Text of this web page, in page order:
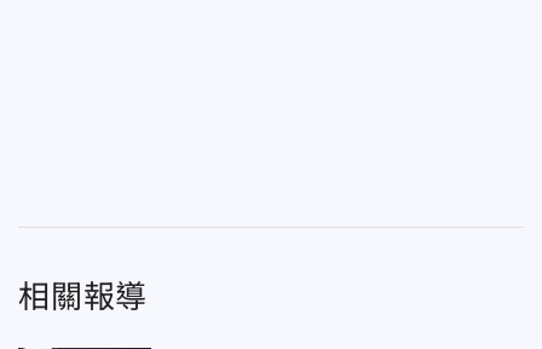
相關報導